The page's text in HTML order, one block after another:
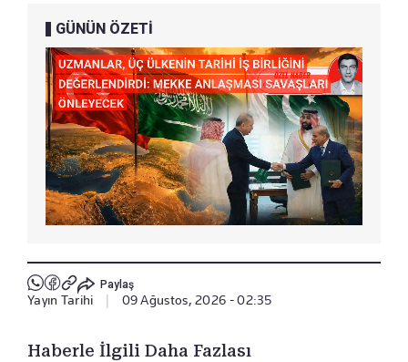
GÜNÜN ÖZETİ
Paylaş
Yayın Tarihi 09 Ağustos, 2026 - 02:35
Haberle İlgili Daha Fazlası